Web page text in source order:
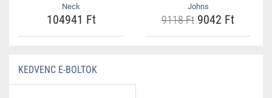
Neck
104941 Ft
Johns
9118 Ft 9042 Ft
KEDVENC E-BOLTOK